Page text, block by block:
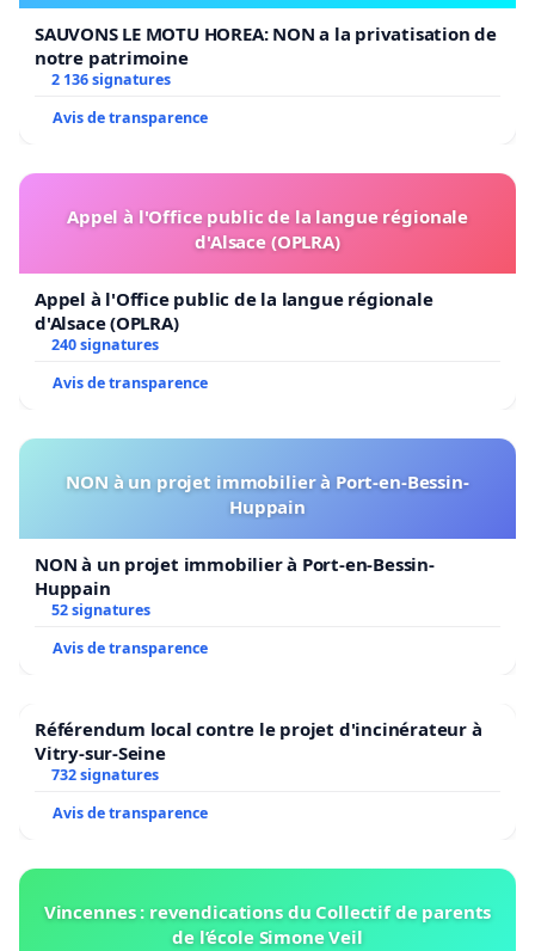
SAUVONS LE MOTU HOREA: NON a la privatisation de
notre patrimoine
2 136 signatures
Avis de transparence
Appel à l'Office public de la langue régionale
d'Alsace (OPLRA)
Appel à l'Office public de la langue régionale
d'Alsace (OPLRA)
240 signatures
Avis de transparence
NON à un projet immobilier à Port-en-Bessin-
Huppain
NON à un projet immobilier à Port-en-Bessin-
Huppain
52 signatures
Avis de transparence
Référendum local contre le projet d'incinérateur à
Vitry-sur-Seine
732 signatures
Avis de transparence
Vincennes : revendications du Collectif de parents
de l’école Simone Veil